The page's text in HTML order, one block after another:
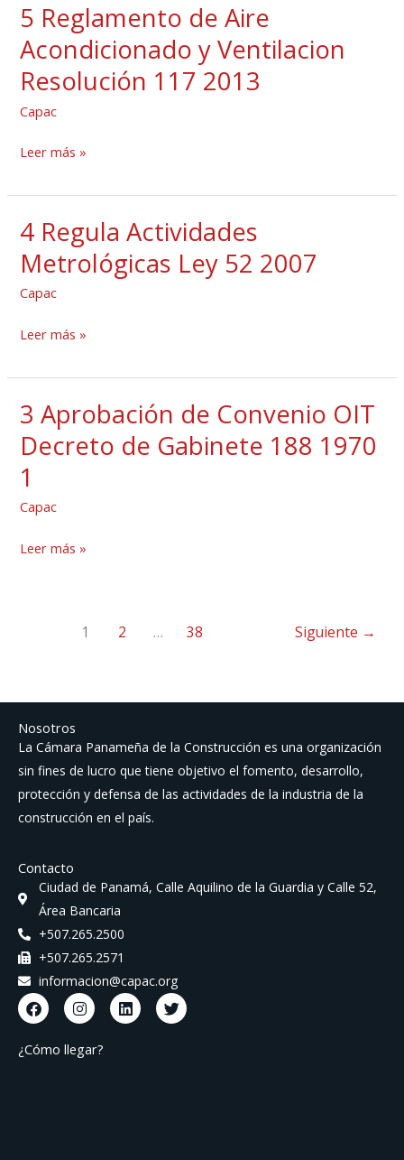
GacetaNo_26756
5 Reglamento de Aire
Acondicionado y Ventilacion
Resolución 117 2013
Capac
5
Reglamento
de
Aire
Acondicionado
Ventilacion
2013
Leer más »
4 Regula Actividades
Metrológicas Ley 52 2007
Capac
4
Regula
Actividades
Metrológicas
Leer más »
3 Aprobación de Convenio OIT
Decreto de Gabinete 188 1970
1
Capac
3
Aprobación
de
OIT
de
Leer más »
1 2 … 38 Siguiente →
Nosotros
La Cámara Panameña de la Construcción es una organización
sin fines de lucro que tiene objetivo el fomento, desarrollo,
protección y defensa de las actividades de la industria de la
construcción en el país.
Contacto
Ciudad de Panamá, Calle Aquilino de la Guardia y Calle 52,
Área Bancaria
+507.265.2500
+507.265.2571
informacion@capac.org
F
a
c
e
b
I
n
s
t
a
L
i
n
T
w
i
¿Cómo llegar?